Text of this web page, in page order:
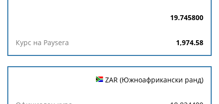
19.745800
1,974.58
ZAR (Южноафрикански ранд)